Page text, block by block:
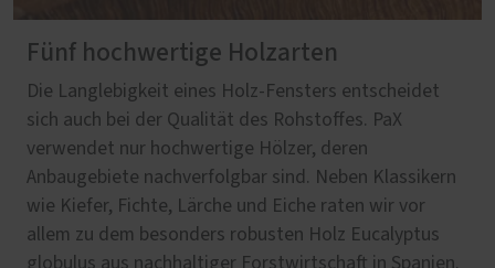
Fünf hochwertige Holzarten
Die Langlebigkeit eines Holz-Fensters entscheidet
sich auch bei der Qualität des Rohstoffes. PaX
verwendet nur hochwertige Hölzer, deren
Anbaugebiete nachverfolgbar sind. Neben Klassikern
wie Kiefer, Fichte, Lärche und Eiche raten wir vor
allem zu dem besonders robusten Holz Eucalyptus
globulus aus nachhaltiger Forstwirtschaft in Spanien.